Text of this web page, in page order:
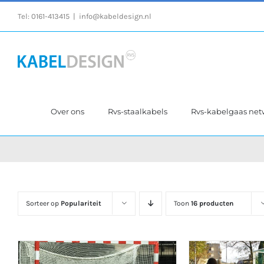
Tel: 0161-413415 info@kabeldesign.nl
Over ons Rvs-staalkabels Rvs-kabelgaas
Sorteer op Populariteit Toon 16 producten